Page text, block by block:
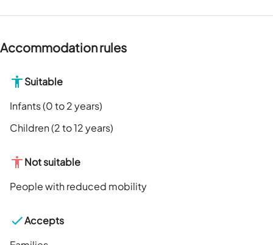
Accommodation rules
Suitable
Infants (0 to 2 years)
Children (2 to 12 years)
Not suitable
People with reduced mobility
Accepts